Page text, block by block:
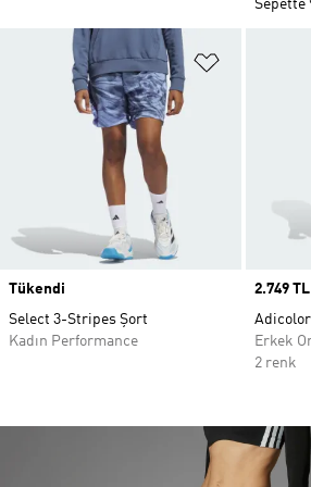
Sepette
Favori
Tükendi
Select 3-Stripes Şort
Kadın Performance
Price
2.749 TL
Erkek
2 renk